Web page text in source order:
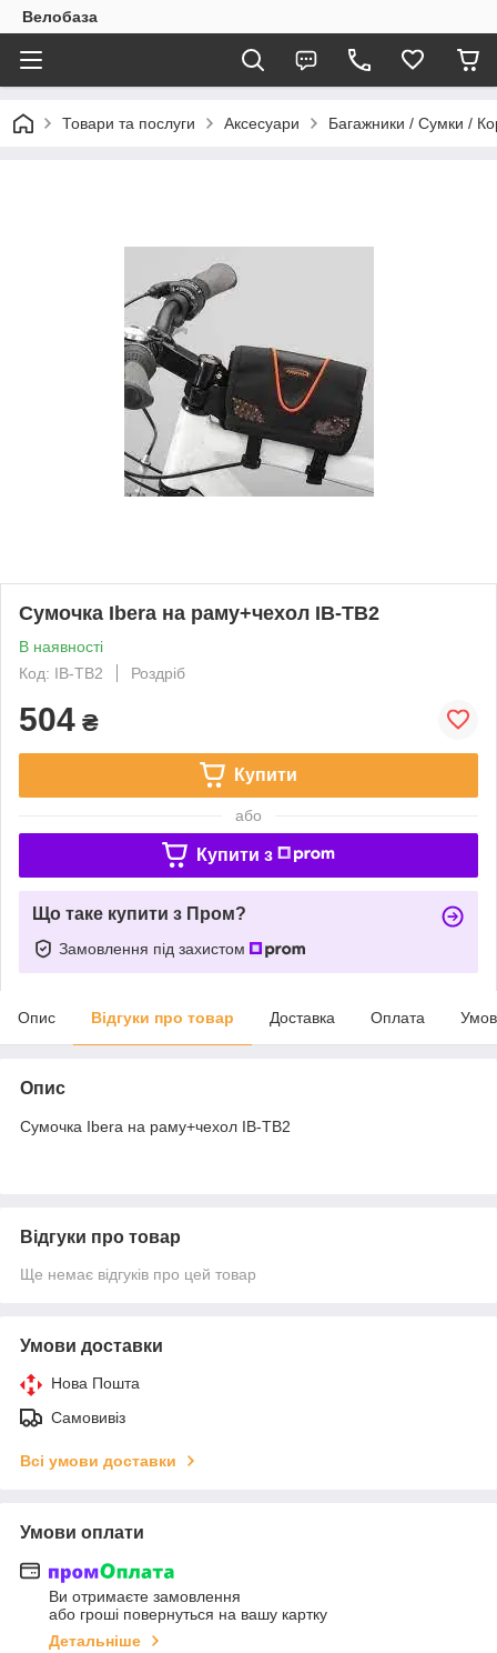
Велобаза
Товари та послуги Аксесуари Багажники / Сумки /
Сумочка Ibera на раму+чехол IB-TB2
В наявності
Код: IB-TB2
Роздріб
504 ₴
Купити
або
Купити з
Що таке купити з Пром?
Замовлення під захистом
Опис Відгуки про товар Доставка Оплата
Опис
Сумочка Ibera на раму+чехол IB-TB2
Відгуки про товар
Ще немає відгуків про цей товар
Умови доставки
Нова Пошта
Самовивіз
Всі умови доставки
Умови оплати
Ви отримаєте замовлення
або гроші повернуться на вашу картку
Детальніше